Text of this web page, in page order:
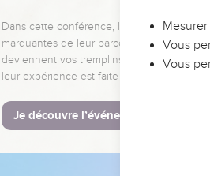
Dans cette conférence, leaders,
marquantes de leur parcours et les clés
deviennent vos tremplins. Que vous
leur expérience est faite pour vous.
Je découvre l’événement
Vous
Vous